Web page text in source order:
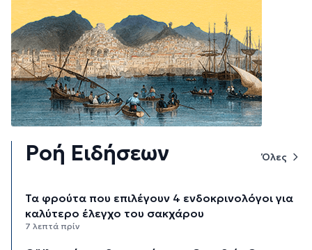
Ροή Ειδήσεων Όλες
Τα φρούτα που επιλέγουν 4 ενδοκρινολόγοι για
καλύτερο έλεγχο του σακχάρου
7 λεπτά πρίν